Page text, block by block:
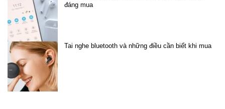
đáng mua
Tai nghe bluetooth và những điều cần biết khi mua